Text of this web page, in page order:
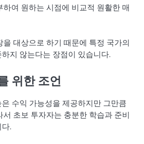
하여 원하는 시점에 비교적 원활한 매
을 대상으로 하기 때문에 특정 국가의
지 않는다는 장점이 있습니다.
위한 조언
수익 가능성을 제공하지만 그만큼
서 초보 투자자는 충분한 학습과 준비
.